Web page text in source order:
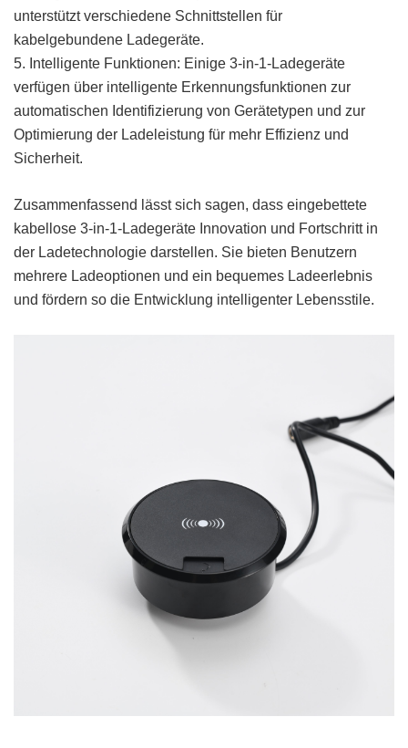
unterstützt verschiedene Schnittstellen für
kabelgebundene Ladegeräte.
5. Intelligente Funktionen: Einige 3-in-1-Ladegeräte
verfügen über intelligente Erkennungsfunktionen zur
automatischen Identifizierung von Gerätetypen und zur
Optimierung der Ladeleistung für mehr Effizienz und
Sicherheit.
Zusammenfassend lässt sich sagen, dass eingebettete
kabellose 3-in-1-Ladegeräte Innovation und Fortschritt in
der Ladetechnologie darstellen. Sie bieten Benutzern
mehrere Ladeoptionen und ein bequemes Ladeerlebnis
und fördern so die Entwicklung intelligenter Lebensstile.